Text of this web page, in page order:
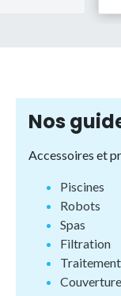
Nos
Accessoires et
Piscines
Robots
Spas
Filtration